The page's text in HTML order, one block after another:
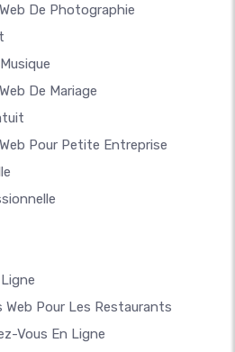
De Photographie
De Mariage
Pour Petite Entreprise
Pour Les Restaurants
Vous En Ligne